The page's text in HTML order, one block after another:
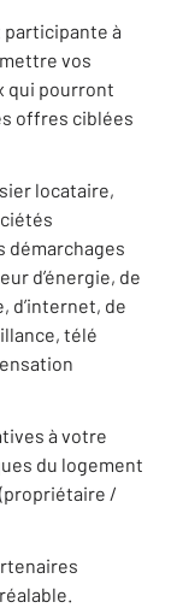
participante à
vos
qui pourront
offres ciblées
locataire,
démarchages
d’énergie, de
d’internet, de
télé
à votre
du logement
/